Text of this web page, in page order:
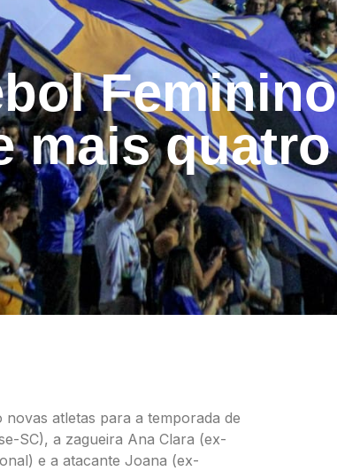
mais
atletas para a temporada de
SC), a zagueira Ana Clara (ex-
e a atacante Joana (ex-